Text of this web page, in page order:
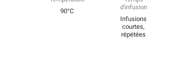
90°C
d'infusion
Infusions
courtes,
répétées